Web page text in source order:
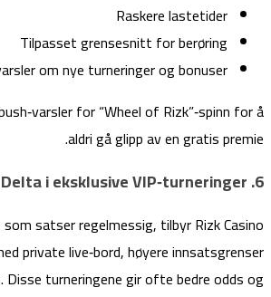
Raskere lastetider
Tilpasset grensesnitt for berøring
om nye turneringer og bonuser
for “Wheel of Rizk”‑spinn for å
aldri gå glipp av en gratis premie.
6. Delta i eksklusive VIP‑turneringer
som satser regelmessig, tilbyr Rizk Casino
private live‑bord, høyere innsatsgrenser
turneringene gir ofte bedre odds og